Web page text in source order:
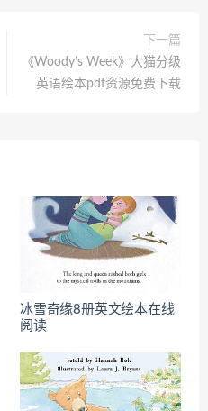
下一篇
《Woody’s Week》大猫分级
英语绘本pdf资源免费下载
冰雪奇缘8册英文绘本在线
阅读